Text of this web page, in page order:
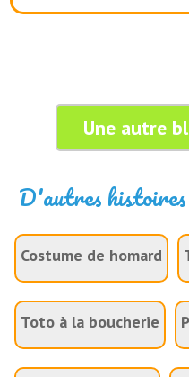
Une autre
D'autres
Costume de homard
Toto à la boucherie